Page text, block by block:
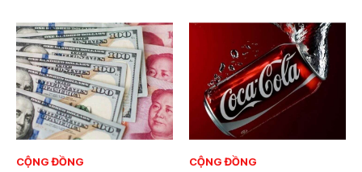
CỘNG ĐỒNG CỘNG ĐỒNG